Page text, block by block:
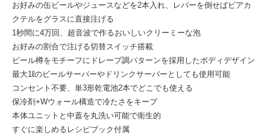
お好みの缶ビールやジュースなどを2本入れ、レバーを倒せばビアカ
クテルをグラスに直接注げる
1秒間に4万回、超音波で作るおいしいクリーミーな泡
お好みの割合で注げる切替スイッチ搭載
ビール樽をモチーフにドレープ調パターンを採用したボディデザイン
最大1ℓのビールサーバーやドリンクサーバーとしても使用可能
コンセント不要、単3形乾電池2本でどこでも使える
保冷剤+Wウォール構造で冷たさをキープ
本体ユニットと中蓋を丸洗い可能で衛生的
すぐに楽しめるレシピブック付属